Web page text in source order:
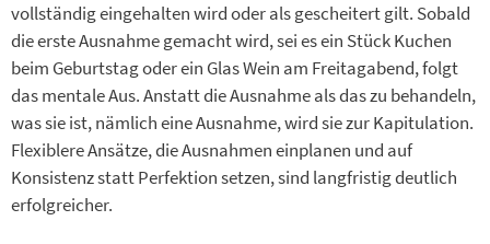
vollständig eingehalten wird oder als gescheitert gilt. Sobald
die erste Ausnahme gemacht wird, sei es ein Stück Kuchen
beim Geburtstag oder ein Glas Wein am Freitagabend, folgt
das mentale Aus. Anstatt die Ausnahme als das zu behandeln,
was sie ist, nämlich eine Ausnahme, wird sie zur Kapitulation.
Flexiblere Ansätze, die Ausnahmen einplanen und auf
Konsistenz statt Perfektion setzen, sind langfristig deutlich
erfolgreicher.